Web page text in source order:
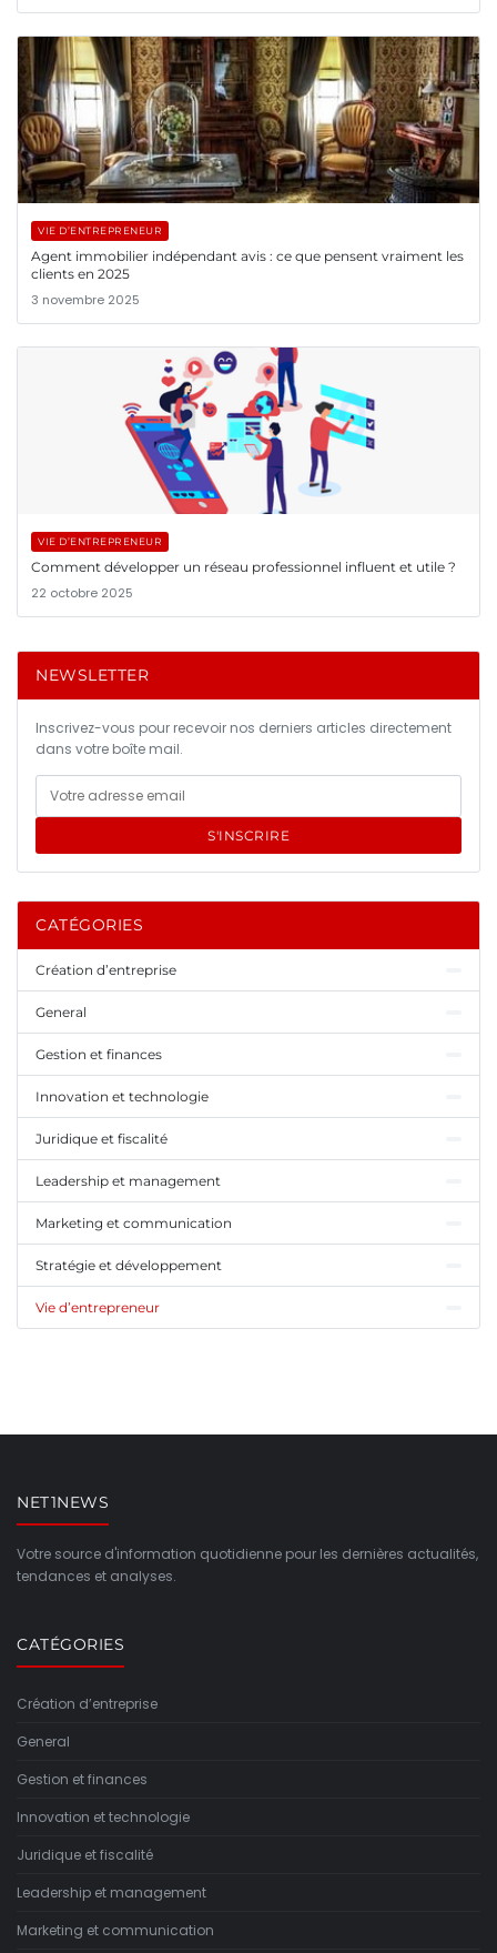
VIE D’ENTREPRENEUR
Agent immobilier indépendant avis : ce que pensent vraiment les
clients en 2025
3 novembre 2025
VIE D’ENTREPRENEUR
Comment développer un réseau professionnel influent et utile ?
22 octobre 2025
NEWSLETTER
Inscrivez-vous pour recevoir nos derniers articles directement
dans votre boîte mail.
S'INSCRIRE
CATÉGORIES
Création d’entreprise
General
Gestion et finances
Innovation et technologie
Juridique et fiscalité
Leadership et management
Marketing et communication
Stratégie et développement
Vie d’entrepreneur
NET1NEWS
Votre source d'information quotidienne pour les dernières actualités,
tendances et analyses.
CATÉGORIES
Création d’entreprise
General
Gestion et finances
Innovation et technologie
Juridique et fiscalité
Leadership et management
Marketing et communication